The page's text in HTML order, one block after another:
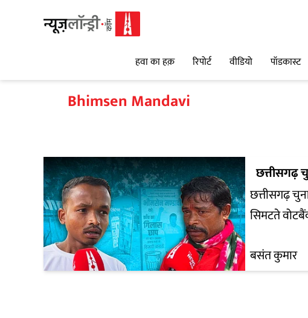
हवा का हक़ रिपोर्ट वीडियो पॉडकास्ट
Bhimsen Mandavi
छत्तीसगढ़
छत्तीसगढ़
सिमटते
बसंत कुमार